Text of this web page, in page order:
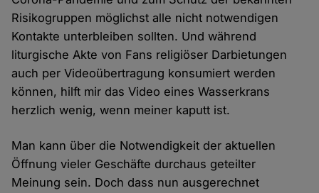
Risikogruppen möglichst alle nicht notwendigen
Kontakte unterbleiben sollten. Und während
liturgische Akte von Fans religiöser Darbietungen
auch per Videoübertragung konsumiert werden
können, hilft mir das Video eines Wasserkrans
herzlich wenig, wenn meiner kaputt ist.
Man kann über die Notwendigkeit der aktuellen
Öffnung vieler Geschäfte durchaus geteilter
Meinung sein. Doch dass nun ausgerechnet